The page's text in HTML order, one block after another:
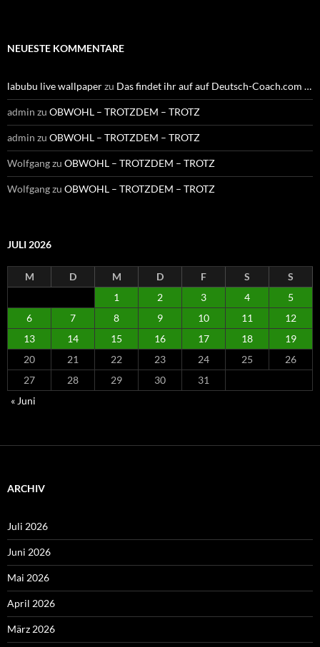
NEUESTE KOMMENTARE
labubu live wallpaperzu Das findet ihr auf auf Deutsch-Coach.com …
admin zu OBWOHL – TROTZDEM – TROTZ
admin zu OBWOHL – TROTZDEM – TROTZ
Wolfgangzu OBWOHL – TROTZDEM – TROTZ
Wolfgangzu OBWOHL – TROTZDEM – TROTZ
JULI 2026
M D M D F S
S
1
2 3 4
5
6
7 8 9 10 11
12
13
14 15 16 17 18
19
20
21 22 23 24 25
26
27
28 29 30
31
« Juni
ARCHIV
Juli 2026
Juni 2026
Mai 2026
April 2026
März 2026